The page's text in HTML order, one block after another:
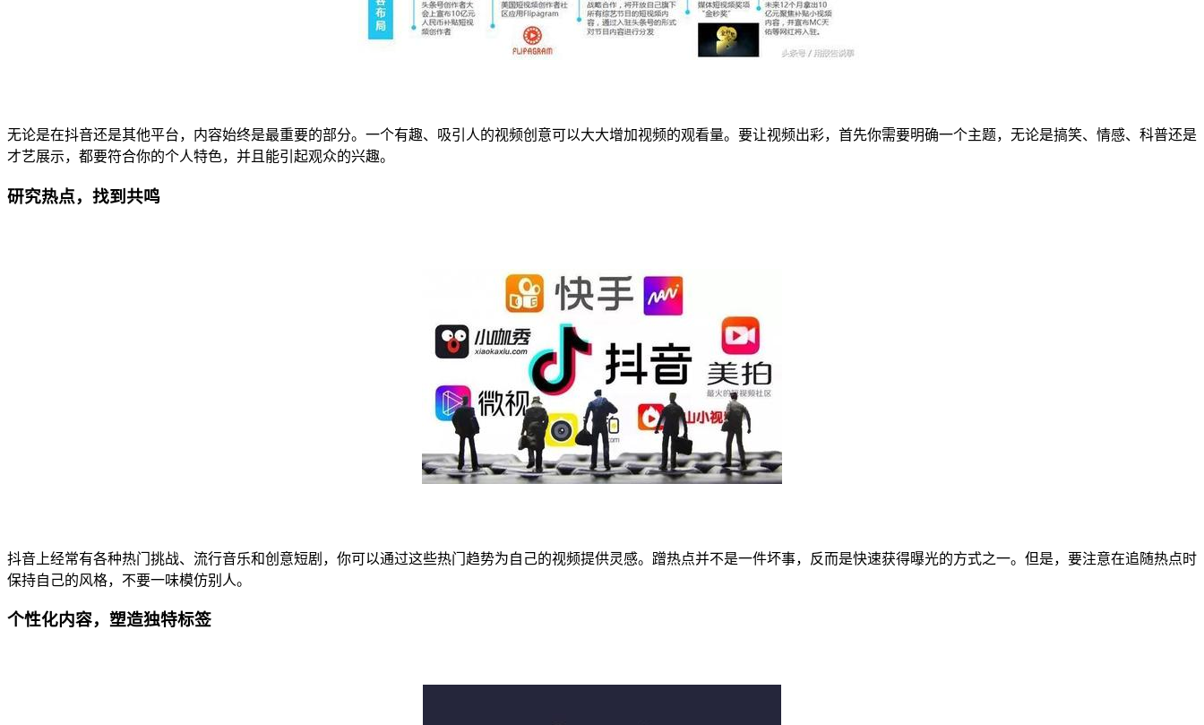
无论是在抖音还是其他平台，内容始终是最重要的部分。一个有趣、吸引人的视频创意可以大大增加视频的观看量。要让视频出彩，首先你需要明确一个主题，无论是搞笑、情感、科普还是
才艺展示，都要符合你的个人特色，并且能引起观众的兴趣。
研究热点，找到共鸣
抖音上经常有各种热门挑战、流行音乐和创意短剧，你可以通过这些热门趋势为自己的视频提供灵感。蹭热点并不是一件坏事，反而是快速获得曝光的方式之一。但是，要注意在追随热点时
保持自己的风格，不要一味模仿别人。
个性化内容，塑造独特标签